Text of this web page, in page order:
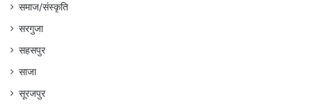
समाज/संस्कृति
सरगुजा
सहसपुर
साजा
सूरजपुर